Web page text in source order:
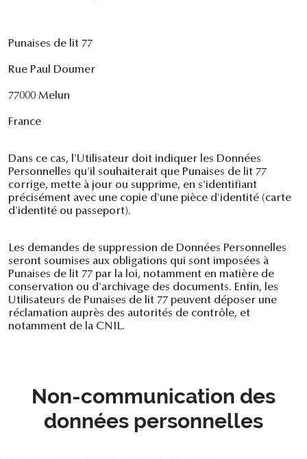
Punaises de lit 77
Rue Paul Doumer
77000 Melun
France
Dans ce cas, l'Utilisateur doit indiquer les Données
Personnelles qu'il souhaiterait que Punaises de lit 77
corrige, mette à jour ou supprime, en s'identifiant
précisément avec une copie d'une pièce d'identité (carte
d'identité ou passeport).
Les demandes de suppression de Données Personnelles
seront soumises aux obligations qui sont imposées à
Punaises de lit 77 par la loi, notamment en matière de
conservation ou d'archivage des documents. Enfin, les
Utilisateurs de Punaises de lit 77 peuvent déposer une
réclamation auprès des autorités de contrôle, et
notamment de la CNIL.
Non-communication des
données personnelles